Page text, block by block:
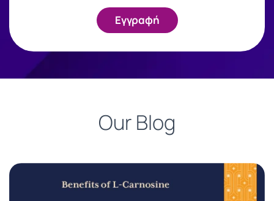
Εγγραφή
Our Blog